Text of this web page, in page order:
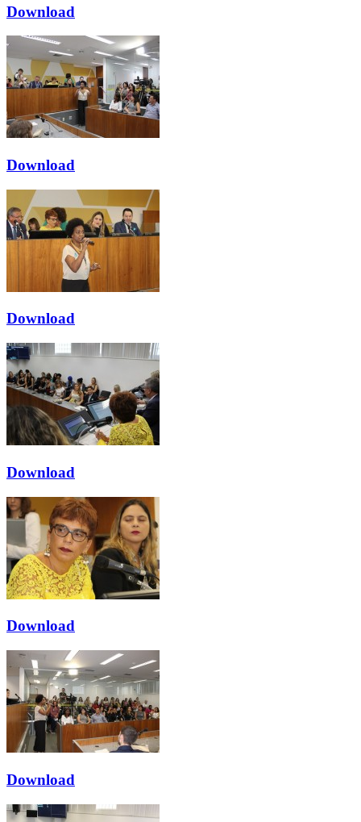
Download
Download
Download
Download
Download
Download